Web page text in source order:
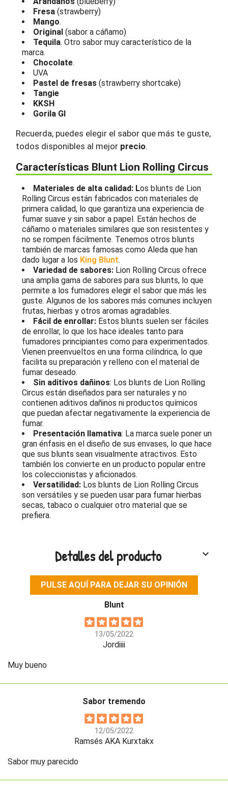
Fresa (strawberry)
Mango.
Original (sabor a cáñamo)
Tequila. Otro sabor muy característico de la
marca.
Chocolate.
UVA
Pastel de fresas (strawberry shortcake)
Tangie
KKSH
Gorila Gl
Recuerda, puedes elegir el sabor que más te guste,
todos disponibles al mejor precio.
Características Blunt Lion Rolling Circus
Materiales de alta calidad: Los blunts de Lion
Rolling Circus están fabricados con materiales de
primera calidad, lo que garantiza una experiencia de
fumar suave y sin sabor a papel. Están hechos de
cáñamo o materiales similares que son resistentes y
no se rompen fácilmente. Tenemos otros blunts
también de marcas famosas como Aleda que han
dado lugar a los King Blunt.
Variedad de sabores: Lion Rolling Circus ofrece
una amplia gama de sabores para sus blunts, lo que
permite a los fumadores elegir el sabor que más les
guste. Algunos de los sabores más comunes incluyen
frutas, hierbas y otros aromas agradables.
Fácil de enrollar: Estos blunts suelen ser fáciles
de enrollar, lo que los hace ideales tanto para
fumadores principiantes como para experimentados.
Vienen preenvueltos en una forma cilíndrica, lo que
facilita su preparación y relleno con el material de
fumar deseado.
Sin aditivos dañinos: Los blunts de Lion Rolling
Circus están diseñados para ser naturales y no
contienen aditivos dañinos ni productos químicos
que puedan afectar negativamente la experiencia de
fumar.
Presentación llamativa: La marca suele poner un
gran énfasis en el diseño de sus envases, lo que hace
que sus blunts sean visualmente atractivos. Esto
también los convierte en un producto popular entre
los coleccionistas y aficionados.
Versatilidad: Los blunts de Lion Rolling Circus
son versátiles y se pueden usar para fumar hierbas
secas, tabaco o cualquier otro material que se
prefiera.
Detalles del producto keyboard_arrow_down
PULSE AQUÍ PARA DEJAR SU OPINIÓN
Blunt
13/05/2022
Jordiiii
Muy bueno
Sabor tremendo
12/05/2022
Ramsés AKA Kurxtakx
Sabor muy parecido